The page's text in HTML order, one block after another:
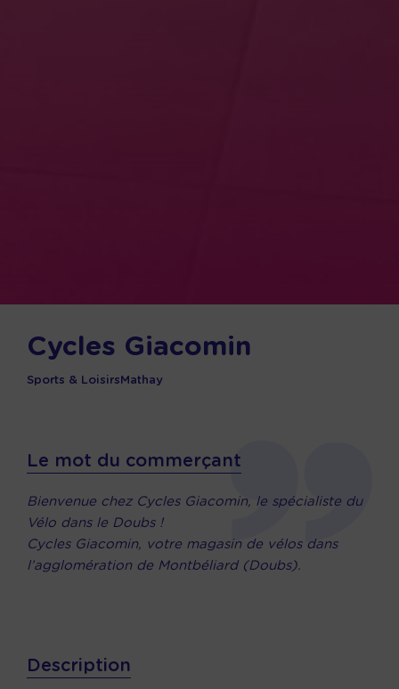
Cycles Giacomin
Sports & Loisirs Mathay
Le mot du commerçant
Bienvenue chez Cycles Giacomin, le spécialiste du
Vélo dans le Doubs !
Cycles Giacomin, votre magasin de vélos dans
l’agglomération de Montbéliard (Doubs).
Description